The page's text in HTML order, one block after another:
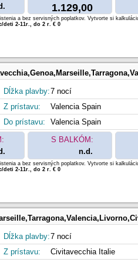
1.129,00
a bez servisných poplatkov. Vytvorte si
deti 2-11r., do 2 r. € 0
Dĺžka plavby:7 nocí
Z prístavu:
Valencia Spain
Do prístavu:
Valencia Spain
S BALKÓM:
n.d.
a bez servisných poplatkov. Vytvorte si
deti 2-11r., do 2 r. € 0
Dĺžka plavby:7 nocí
Z prístavu:
Civitavecchia Italie